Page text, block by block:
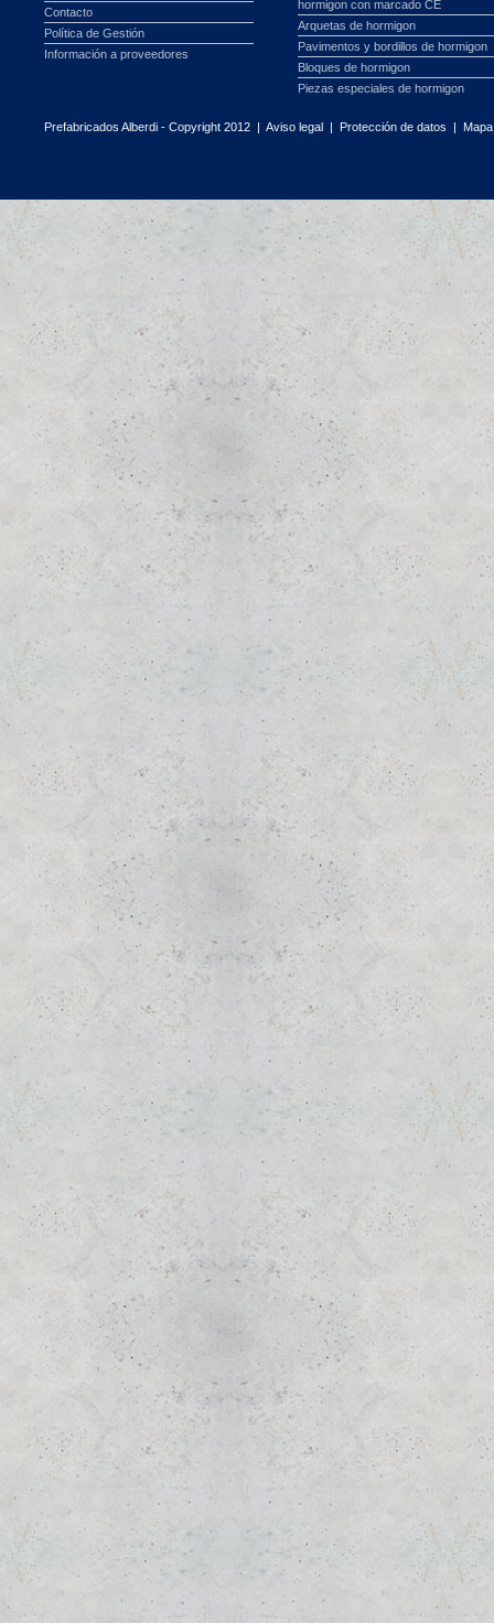
Contacto
Política de Gestión
Información a proveedores
hormigon con marcado CE
Arquetas de hormigon
Pavimentos y bordillos de hormigon
Bloques de hormigon
Piezas especiales de hormigon
Prefabricados Alberdi - Copyright 2012 | Aviso legal | Protección de datos |